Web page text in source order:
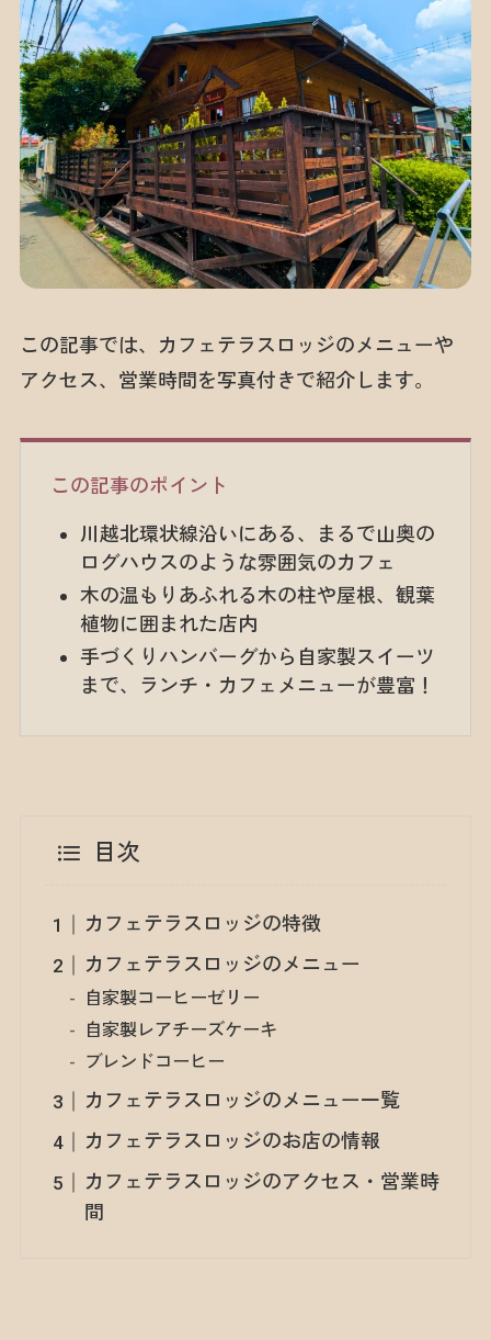
この記事では、カフェテラスロッジのメニューや
アクセス、営業時間を写真付きで紹介します。
この記事のポイント
川越北環状線沿いにある、まるで山奥の
ログハウスのような雰囲気のカフェ
木の温もりあふれる木の柱や屋根、観葉
植物に囲まれた店内
手づくりハンバーグから自家製スイーツ
まで、ランチ・カフェメニューが豊富！
目次
カフェテラスロッジの特徴
カフェテラスロッジのメニュー
自家製コーヒーゼリー
自家製レアチーズケーキ
ブレンドコーヒー
カフェテラスロッジのメニュー一覧
カフェテラスロッジのお店の情報
カフェテラスロッジのアクセス・営業時
間